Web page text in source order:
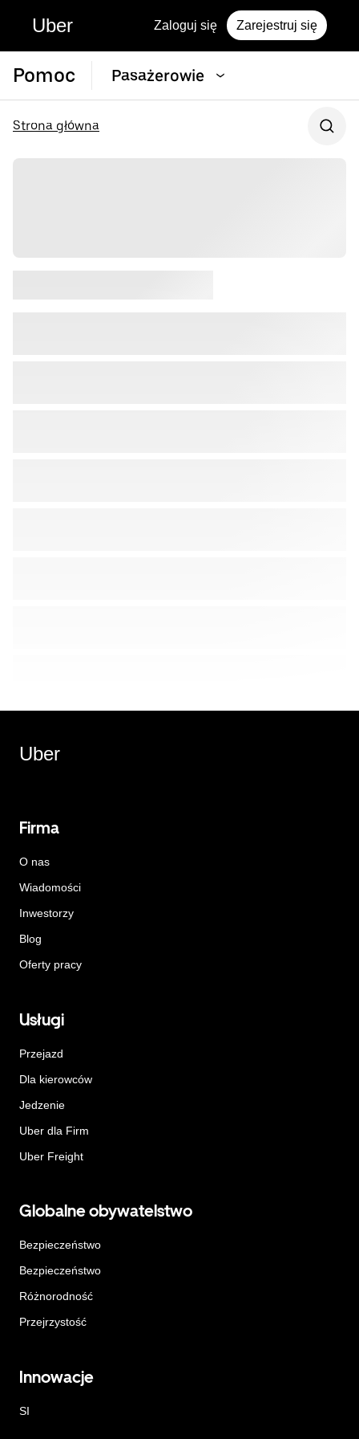
Uber Zaloguj się Zarejestruj się
Pomoc Pasażerowie
Strona główna
Uber
Firma
O nas
Wiadomości
Inwestorzy
Blog
Oferty pracy
Usługi
Przejazd
Dla kierowców
Jedzenie
Uber dla Firm
Uber Freight
Globalne obywatelstwo
Bezpieczeństwo
Bezpieczeństwo
Różnorodność
Przejrzystość
Innowacje
SI